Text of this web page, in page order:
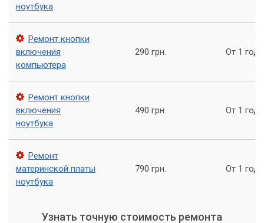
ноутбука
Ремонт кнопки
включения
компьютера
290 грн. От 1 года
Ремонт кнопки
включения
ноутбука
490 грн. От 1 года
Ремонт
материнской платы
ноутбука
790 грн. От 1 года
Узнать точную стоимость ремонта